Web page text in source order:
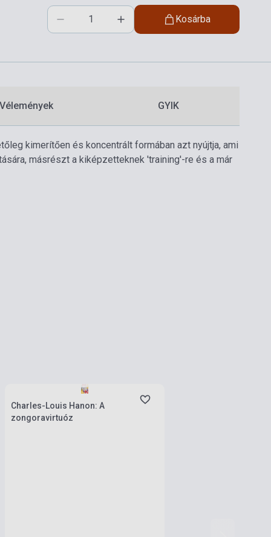
Kosárba
Vélemények GYIK
kimerítően és koncentrált formában azt nyújtja, ami
másrészt a kiképzetteknek 'training'-re és a már
Charles-Louis Hanon: A
zongoravirtuóz